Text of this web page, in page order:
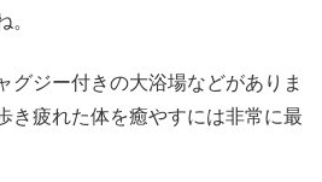
。
グジー付きの大浴場などがありま
き疲れた体を癒やすには非常に最